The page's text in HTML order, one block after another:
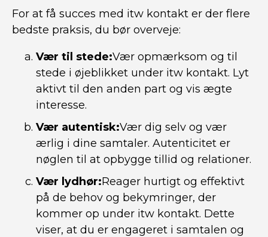
For at få succes med itw kontakt er der flere
bedste praksis, du bør overveje:
Vær til stede:Vær opmærksom og til
stede i øjeblikket under itw kontakt. Lyt
aktivt til den anden part og vis ægte
interesse.
Vær autentisk:Vær dig selv og vær
ærlig i dine samtaler. Autenticitet er
nøglen til at opbygge tillid og relationer.
Vær lydhør:Reager hurtigt og effektivt
på de behov og bekymringer, der
kommer op under itw kontakt. Dette
viser, at du er engageret i samtalen og